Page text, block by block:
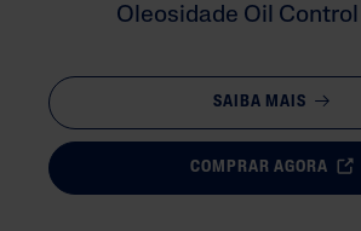
Oleosidade Oil
SAIBA MAIS
COMPRAR AGORA